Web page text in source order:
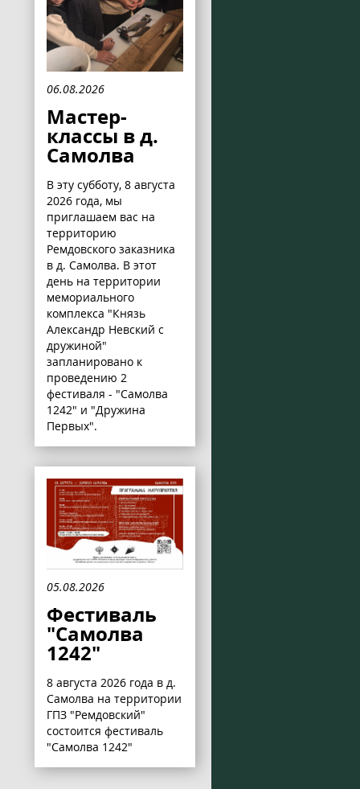
06.08.2026
Мастер-
классы в д.
Самолва
В эту субботу, 8 августа
2026 года, мы
приглашаем вас на
территорию
Ремдовского заказника
в д. Самолва. В этот
день на территории
мемориального
комплекса "Князь
Александр Невский с
дружиной"
запланировано к
проведению 2
фестиваля - "Самолва
1242" и "Дружина
Первых".
05.08.2026
Фестиваль
"Самолва
1242"
8 августа 2026 года в д.
Самолва на территории
ГПЗ "Ремдовский"
состоится фестиваль
"Самолва 1242"